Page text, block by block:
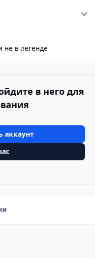
не в легенде
в него для
аккаунт